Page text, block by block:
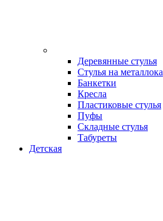
Деревянные стулья
Стулья на
Банкетки
Кресла
Пластиковые стулья
Пуфы
Складные стулья
Табуреты
Детская